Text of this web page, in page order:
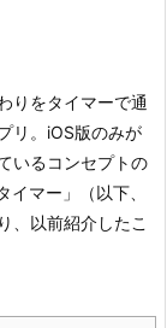
りをタイマーで通
リ。iOS版のみが
いるコンセプトの
イマー」（以下、
、以前紹介したこ